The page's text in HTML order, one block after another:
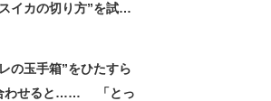
イカの切り方”を試し
の玉手箱”をひたすら
わせると…… 「とっ